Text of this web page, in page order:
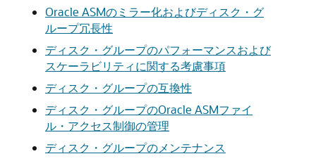
Oracle ASMのミラー化およびディスク・グ
ループ冗長性
ディスク・グループのパフォーマンスおよび
スケーラビリティに関する考慮事項
ディスク・グループの互換性
ディスク・グループのOracle ASMファイ
ル・アクセス制御の管理
ディスク・グループのメンテナンス